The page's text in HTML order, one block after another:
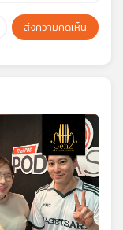
ส่งความคิดเห็น